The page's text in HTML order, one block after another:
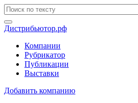
Дистрибьютор.рф
Компании
Рубрикатор
Публикации
Выставки
Добавить компанию